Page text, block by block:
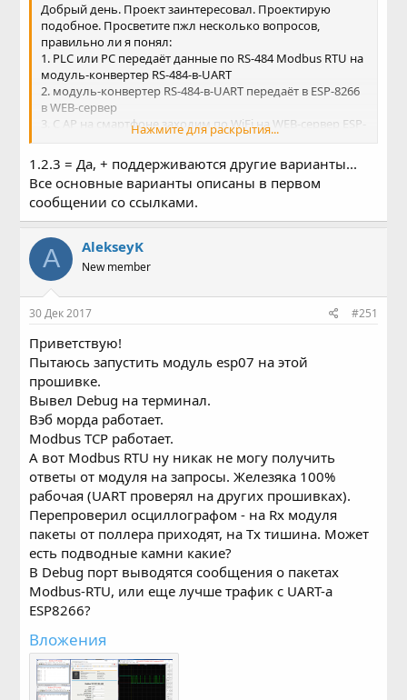
Добрый день. Проект заинтересовал. Проектирую
подобное. Просветите пжл несколько вопросов,
правильно ли я понял:
1. PLC или PC передаёт данные по RS-484 Modbus RTU на
модуль-конвертер RS-484-в-UART
2. модуль-конвертер RS-484-в-UART передаёт в ESP-8266
в WEB-сервер
3. С AP на смартфоне заходим по WiFi на WEB-сервер ESP-
8266 и считываем информацию в память
Нажмите для раскрытия...
1.2.3 = Да, + поддерживаются другие варианты...
Все основные варианты описаны в первом
сообщении со ссылками.
A AlekseyK
New member
30 Дек 2017 #251
Приветствую!
Пытаюсь запустить модуль esp07 на этой
прошивке.
Вывел Debug на терминал.
Вэб морда работает.
Modbus TCP работает.
А вот Modbus RTU ну никак не могу получить
ответы от модуля на запросы. Железяка 100%
рабочая (UART проверял на других прошивках).
Перепроверил осциллографом - на Rx модуля
пакеты от поллера приходят, на Tx тишина. Может
есть подводные камни какие?
В Debug порт выводятся сообщения о пакетах
Modbus-RTU, или еще лучше трафик с UART-а
ESP8266?
Вложения